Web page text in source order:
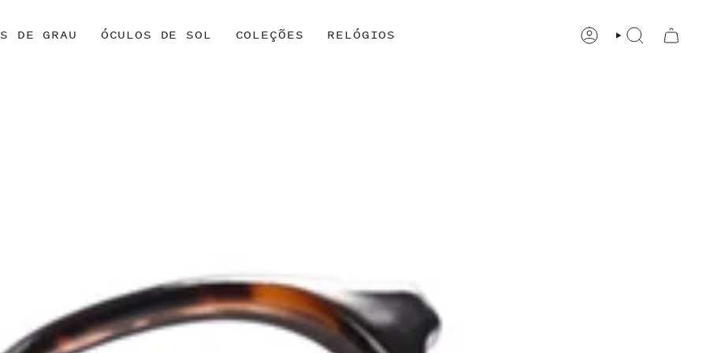
DE GRAU ÓCULOS DE SOL COLEÇÕES RELÓGIOS CONTA PESQUISAR